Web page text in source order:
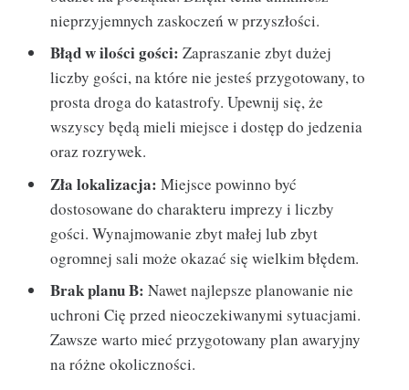
nieprzyjemnych zaskoczeń w przyszłości.
Błąd w ilości gości: Zapraszanie zbyt dużej
liczby gości, na które nie jesteś przygotowany, to
prosta droga do katastrofy. Upewnij się, że
wszyscy będą mieli miejsce i dostęp do jedzenia
oraz rozrywek.
Zła lokalizacja: Miejsce powinno być
dostosowane do charakteru imprezy i liczby
gości. Wynajmowanie zbyt małej lub zbyt
ogromnej sali może okazać się wielkim błędem.
Brak planu B: Nawet najlepsze planowanie nie
uchroni Cię przed nieoczekiwanymi sytuacjami.
Zawsze warto mieć przygotowany plan awaryjny
na różne okoliczności.